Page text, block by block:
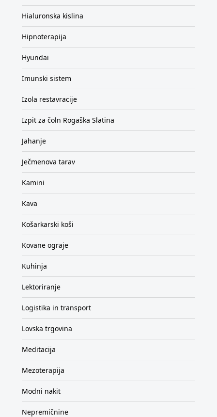
Hialuronska kislina
Hipnoterapija
Hyundai
Imunski sistem
Izola restavracije
Izpit za čoln Rogaška Slatina
Jahanje
Ječmenova tarav
Kamini
Kava
Košarkarski koši
Kovane ograje
Kuhinja
Lektoriranje
Logistika in transport
Lovska trgovina
Meditacija
Mezoterapija
Modni nakit
Nepremičnine